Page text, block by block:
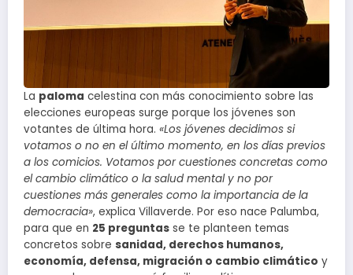
La paloma celestina con más conocimiento sobre las
elecciones europeas surge porque los jóvenes son
votantes de última hora. «Los jóvenes decidimos si
votamos o no en el último momento, en los días previos
a los comicios. Votamos por cuestiones concretas como
el cambio climático o la salud mental y no por
cuestiones más generales como la importancia de la
democracia», explica Villaverde. Por eso nace Palumba,
para que en 25 preguntas se te planteen temas
concretos sobre sanidad, derechos humanos,
economía, defensa, migración o cambio climático y